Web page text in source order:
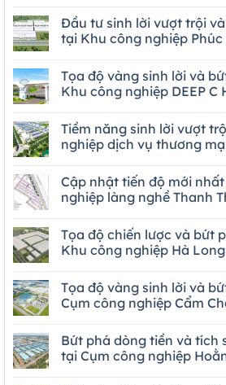
Đầu tư sinh lời vượt trội
tại Khu công nghiệp
Tọa độ vàng sinh lời và
Khu công nghiệp DEEP C
Tiềm năng sinh lời vượt
nghiệp dịch vụ thương
Cập nhật tiến độ mới
nghiệp làng nghề Thanh
Tọa độ chiến lược và bứt
Khu công nghiệp Hà Long
Tọa độ vàng sinh lời và
Cụm công nghiệp Cẩm
Bứt phá dòng tiền và tích
tại Cụm công nghiệp